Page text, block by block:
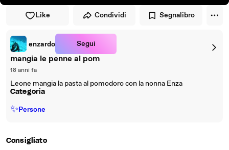
Like Condividi Segnalibro
enzardo Segui
mangia le penne al pom
18 anni fa
Leone mangia la pasta al pomodoro con la nonna Enza
Categoria
✨Persone
Consigliato